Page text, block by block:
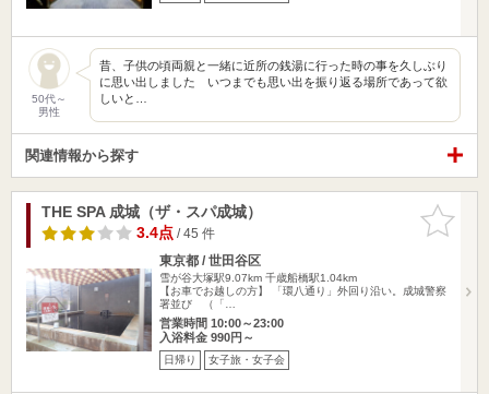
50代～
男性
昔、子供の頃両親と一緒に近所の銭湯に行った時の事を久しぶり
に思い出しました いつまでも思い出を振り返る場所であって欲
しいと…
関連情報から探す
お気に入
りに追加
THE SPA 成城（ザ・スパ成城）
3.4点/ 45 件
東京都 / 世田谷区
雪が谷大塚駅9.07km 千歳船橋駅1.04km
【お車でお越しの方】 「環八通り」外回り沿い。成城警察
署並び （「…
営業時間 10:00～23:00
入浴料金 990円～
日帰り 女子旅・女子会